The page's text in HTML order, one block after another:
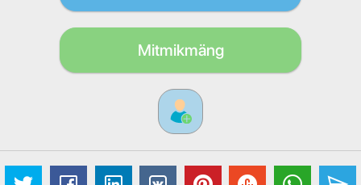
Mitmikmäng